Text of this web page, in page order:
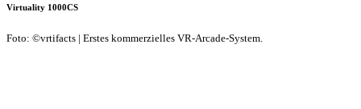
Virtuality 1000CS
Foto: ©vrtifacts | Erstes kommerzielles VR-Arcade-System.